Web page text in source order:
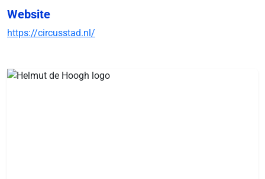
Website
https://circusstad.nl/